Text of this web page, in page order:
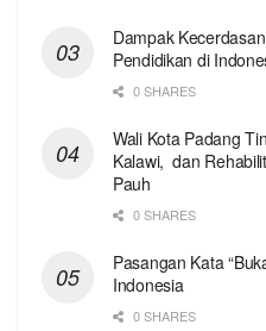
Dampak
Pendidikan di
0 SHARES
Wali Kota Padang
Kalawi, dan
Pauh
0 SHARES
Pasangan Kata
Indonesia
0 SHARES